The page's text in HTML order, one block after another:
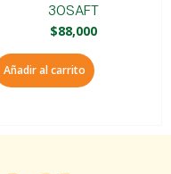
30SAFT
$88,000
Añadir al carrito